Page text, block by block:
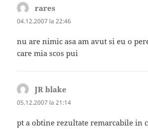
rares
04.12.2007 la 22:46
nu are nimic asa am avut si eu o
care mia scos pui
JR blake
05.12.2007 la 21:14
pt a obtine rezultate remarcabile in